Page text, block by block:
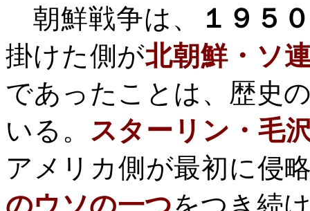
朝鮮戦争は、
１９５
掛けた側が北朝鮮・ソ
であったことは、歴史
いる。 スターリン・毛
アメリカ側が最初に侵